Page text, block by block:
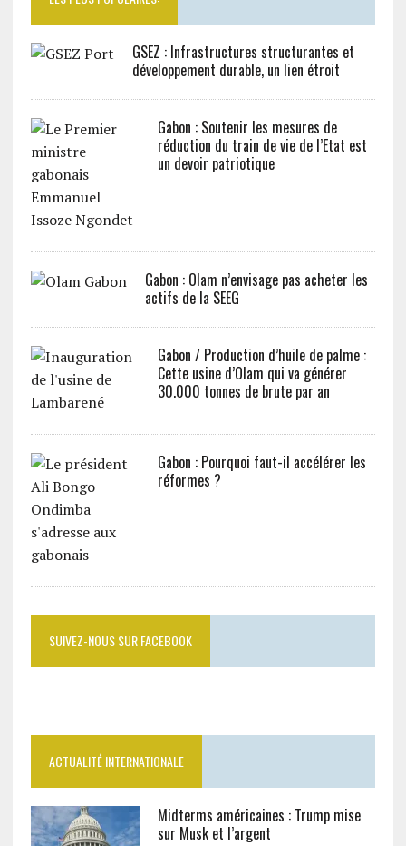
GSEZ : Infrastructures structurantes et
développement durable, un lien étroit
Gabon : Soutenir les mesures de
réduction du train de vie de l’Etat est
un devoir patriotique
Gabon : Olam n’envisage pas acheter les
actifs de la SEEG
Gabon / Production d’huile de palme :
Cette usine d’Olam qui va générer
30.000 tonnes de brute par an
Gabon : Pourquoi faut-il accélérer les
réformes ?
SUIVEZ-NOUS SUR FACEBOOK
ACTUALITÉ INTERNATIONALE
Midterms américaines : Trump mise
sur Musk et l’argent